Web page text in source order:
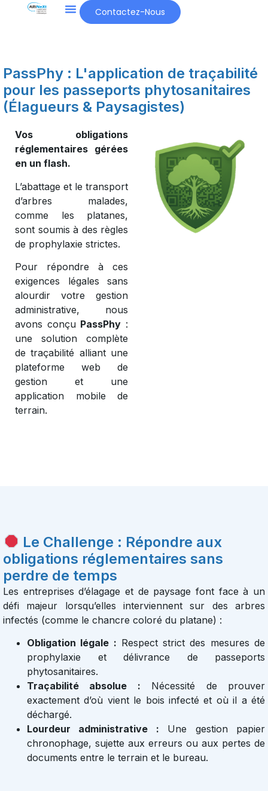
Contactez-Nous
PassPhy : L'application de traçabilité
pour les passeports phytosanitaires
(Élagueurs & Paysagistes)
Vos obligations
réglementaires gérées
en un flash.
L’abattage et le transport
d’arbres malades,
comme les platanes,
sont soumis à des règles
de prophylaxie strictes.
Pour répondre à ces
exigences légales sans
alourdir votre gestion
administrative, nous
avons conçu PassPhy :
une solution complète
de traçabilité alliant une
plateforme web de
gestion et une
application mobile de
terrain.
Le Challenge : Répondre aux
obligations réglementaires sans
perdre de temps
Les entreprises d’élagage et de paysage font face à un
défi majeur lorsqu’elles interviennent sur des arbres
infectés (comme le chancre coloré du platane) :
Obligation légale : Respect strict des mesures de
prophylaxie et délivrance de passeports
phytosanitaires.
Traçabilité absolue : Nécessité de prouver
exactement d’où vient le bois infecté et où il a été
déchargé.
Lourdeur administrative : Une gestion papier
chronophage, sujette aux erreurs ou aux pertes de
documents entre le terrain et le bureau.